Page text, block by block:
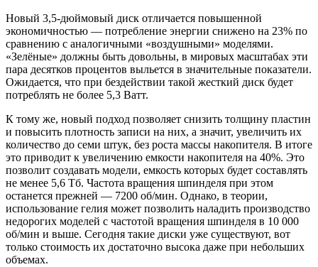
Новый 3,5-дюймовый диск отличается повышенной
экономичностью — потребление энергии снижено на 23% по
сравнению с аналогичными «воздушными» моделями.
«Зелёные» должны быть довольны, в мировых масштабах эти
пара десятков процентов выльется в значительные показатели.
Ожидается, что при бездействии такой жесткий диск будет
потреблять не более 5,3 Ватт.
К тому же, новый подход позволяет снизить толщину пластин
и повысить плотность записи на них, а значит, увеличить их
количество до семи штук, без роста массы накопителя. В итоге
это приводит к увеличению емкости накопителя на 40%. Это
позволит создавать модели, емкость которых будет составлять
не менее 5,6 Тб. Частота вращения шпинделя при этом
останется прежней — 7200 об/мин. Однако, в теории,
использование гелия может позволить наладить производство
недорогих моделей с частотой вращения шпинделя в 10 000
об/мин и выше. Сегодня такие диски уже существуют, вот
только стоимость их достаточно высока даже при небольших
объемах.